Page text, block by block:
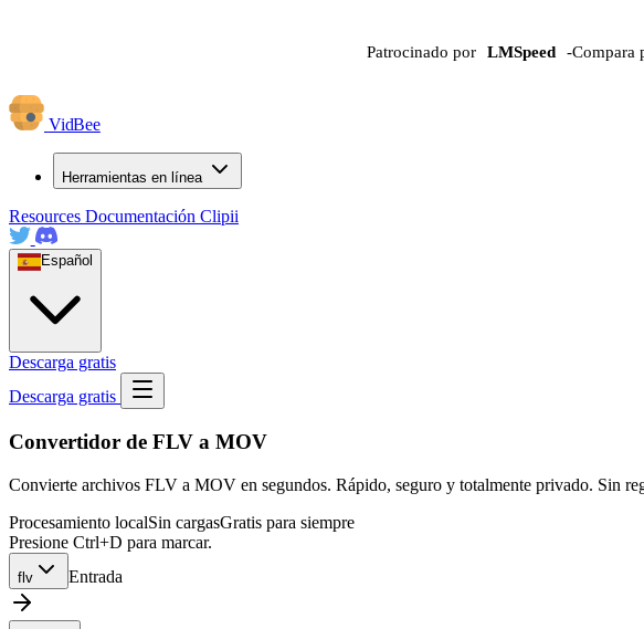
Patrocinado por LMSpeed -Compara
VidBee
Herramientas en línea
Resources Documentación Clipii
Español
Descarga gratis
Descarga gratis
Convertidor de FLV a MOV
Convierte archivos FLV a MOV en segundos. Rápido, seguro y totalmente privado. Sin
Procesamiento localSin cargasGratis para siempre
Presione Ctrl+D para marcar.
flv Entrada